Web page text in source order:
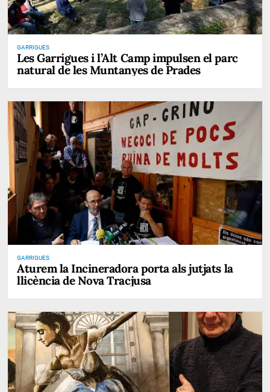
GARRIGUES
Les Garrigues i l’Alt Camp impulsen el parc
natural de les Muntanyes de Prades
GARRIGUES
Aturem la Incineradora porta als jutjats la
llicència de Nova Tracjusa